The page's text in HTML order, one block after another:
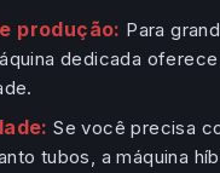
produção: Para
dedicada
Se você precisa
tubos, a máquina